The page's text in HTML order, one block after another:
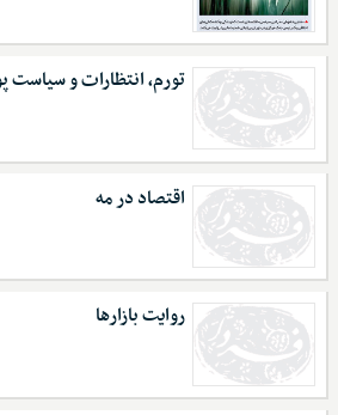
تورم، انتظارات و سیاست
اقتصاد در مه
روایت بازارها